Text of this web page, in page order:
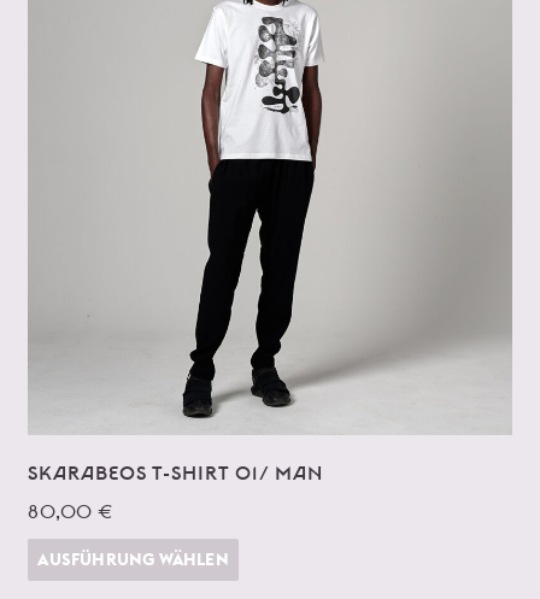
SKARABEOS T-SHIRT 01/ MAN
80,00 €
AUSFÜHRUNG WÄHLEN